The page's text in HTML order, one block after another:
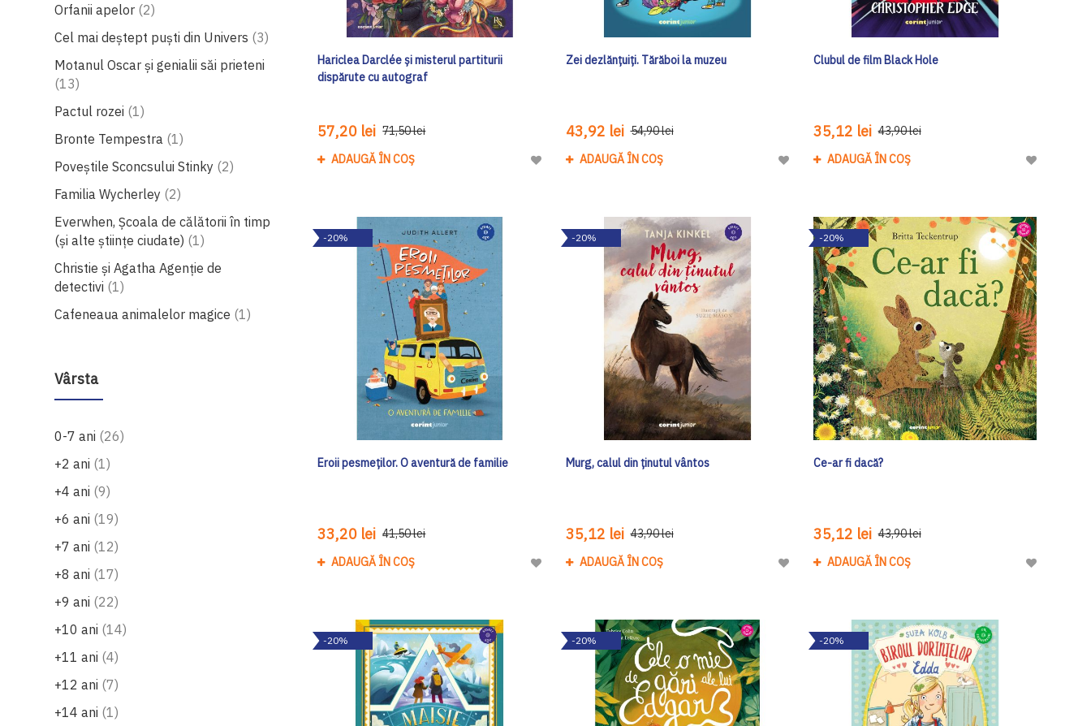
Orfanii apelor 2produse
Cel mai deștept puști din Univers 3produse
Motanul Oscar și genialii săi prieteni
13produse
Pactul rozei 1produs
Bronte Tempestra 1produs
Poveștile Sconcsului Stinky 2produse
Familia Wycherley 2produse
Everwhen, Școala de călătorii în timp
(și alte științe ciudate) 1produs
Christie și Agatha Agenție de
detectivi 1produs
Cafeneaua animalelor magice 1produs
Vârsta
0-7 ani 26produse
+2 ani 1produs
+4 ani 9produse
+6 ani 19produse
+7 ani 12produse
+8 ani 17produse
+9 ani 22produse
+10 ani 14produse
+11 ani 4produse
+12 ani 7produse
+14 ani 1produs
Hariclea Darclée și misterul partiturii
dispărute cu autograf
57,20 lei 71,50 lei
ADAUGĂ ÎN COȘ
Adaugă
Dorinte
Zei dezlănțuiți. Tărăboi la muzeu
43,92 lei 54,90 lei
ADAUGĂ ÎN COȘ
Adaugă
Dorinte
Clubul de film Black Hole
35,12 lei 43,90 lei
ADAUGĂ ÎN COȘ
Adaugă
de
Dorinte
-20%
Eroii pesmeților. O aventură de familie
33,20 lei 41,50 lei
ADAUGĂ ÎN COȘ
Adaugă
Dorinte
-20%
Murg, calul din ținutul vântos
35,12 lei 43,90 lei
ADAUGĂ ÎN COȘ
Adaugă
Dorinte
-20%
Ce-ar fi dacă?
35,12 lei 43,90 lei
ADAUGĂ ÎN COȘ
Adaugă
-20% -20% -20%